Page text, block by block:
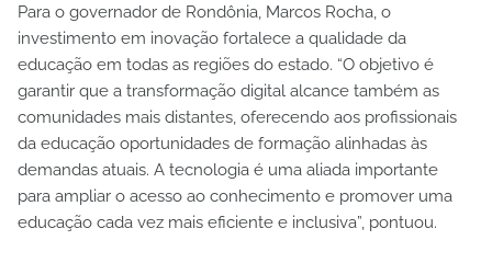
Para o governador de Rondônia, Marcos Rocha, o
investimento em inovação fortalece a qualidade da
educação em todas as regiões do estado. “O objetivo é
garantir que a transformação digital alcance também as
comunidades mais distantes, oferecendo aos profissionais
da educação oportunidades de formação alinhadas às
demandas atuais. A tecnologia é uma aliada importante
para ampliar o acesso ao conhecimento e promover uma
educação cada vez mais eficiente e inclusiva”, pontuou.